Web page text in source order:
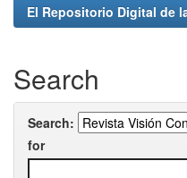
El Repositorio Digital de
Search
Search:
for